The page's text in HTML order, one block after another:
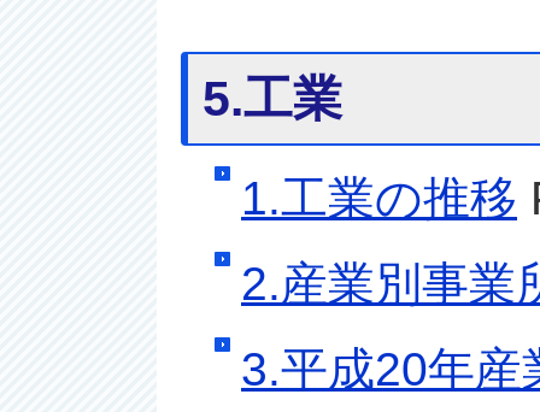
5.工業
1.工業の推移
2.産業別事業
3.平成20年産